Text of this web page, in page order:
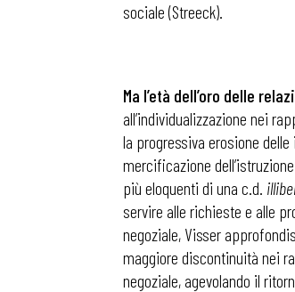
sociale (Streeck).
Ma l’età dell’oro delle
all’individualizzazione nei
la progressiva erosione
mercificazione
più eloquenti di una c.d.
servire alle richieste e alle
negoziale, Visser
maggiore discontinuità nei
negoziale, agevolando il